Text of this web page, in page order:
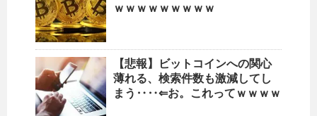
ｗｗｗｗｗｗｗｗｗ
【悲報】ビットコインへの関心
薄れる、検索件数も激減してし
まう‥‥⇐お。これってｗｗｗｗ